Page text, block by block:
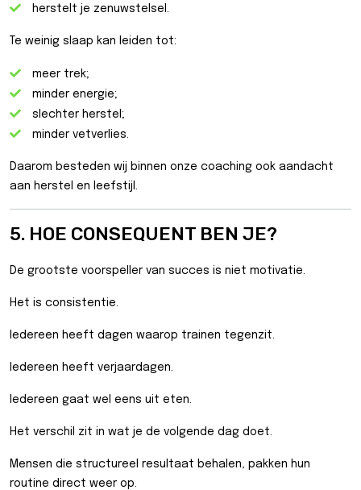
herstelt je zenuwstelsel.
Te weinig slaap kan leiden tot:
meer trek;
minder energie;
slechter herstel;
minder vetverlies.
Daarom besteden wij binnen onze coaching ook aandacht
aan herstel en leefstijl.
5. HOE CONSEQUENT BEN JE?
De grootste voorspeller van succes is niet motivatie.
Het is consistentie.
Iedereen heeft dagen waarop trainen tegenzit.
Iedereen heeft verjaardagen.
Iedereen gaat wel eens uit eten.
Het verschil zit in wat je de volgende dag doet.
Mensen die structureel resultaat behalen, pakken hun
routine direct weer op.